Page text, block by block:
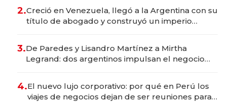
2.Creció en Venezuela, llegó a la Argentina con su
título de abogado y construyó un imperio
3.De Paredes y Lisandro Martínez a Mirtha
Legrand: dos argentinos impulsan el negocio
4.El nuevo lujo corporativo: por qué en Perú los
viajes de negocios dejan de ser reuniones para